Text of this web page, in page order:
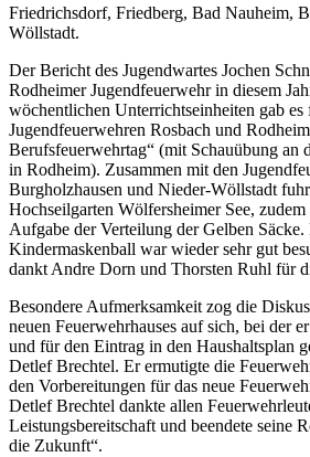
Friedrichsdorf, Friedberg, Bad Nauheim,
Wöllstadt.
Der Bericht des Jugendwartes Jochen
Rodheimer Jugendfeuerwehr in diesem
wöchentlichen Unterrichtseinheiten gab
Jugendfeuerwehren Rosbach und
Berufsfeuerwehrtag“ (mit Schauübung an
in Rodheim). Zusammen mit den
Burgholzhausen und Nieder-Wöllstadt
Hochseilgarten Wölfersheimer See,
Aufgabe der Verteilung der Gelben
Kindermaskenball war wieder sehr gut
dankt Andre Dorn und Thorsten Ruhl für
Besondere Aufmerksamkeit zog die
neuen Feuerwehrhauses auf sich, bei der
und für den Eintrag in den Haushaltsplan
Detlef Brechtel. Er ermutigte die
den Vorbereitungen für das neue
Detlef Brechtel dankte allen
Leistungsbereitschaft und beendete seine
die Zukunft“.